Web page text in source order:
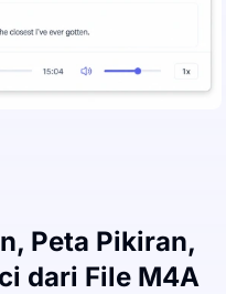
Peta Pikiran,
dari File M4A